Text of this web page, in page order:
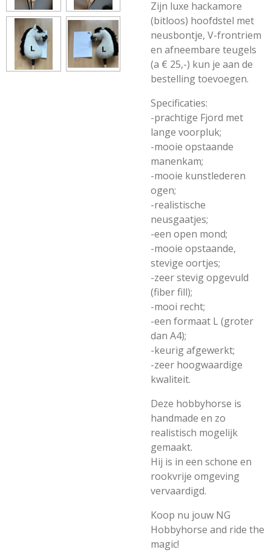
Zijn luxe hackamore
(bitloos) hoofdstel met
neusbontje, V-frontriem
en afneembare teugels
(a € 25,-) kun je aan de
bestelling toevoegen.
Specificaties:
-prachtige Fjord met
lange voorpluk;
-mooie opstaande
manenkam;
-mooie kunstlederen
ogen;
-realistische
neusgaatjes;
-een open mond;
-mooie opstaande,
stevige oortjes;
-zeer stevig opgevuld
(fiber fill);
-mooi recht;
-een formaat L (groter
dan A4);
-keurig afgewerkt;
-zeer hoogwaardige
kwaliteit.
Deze hobbyhorse is
handmade en zo
realistisch mogelijk
gemaakt.
Hij is in een schone en
rookvrije omgeving
vervaardigd.
Koop nu jouw NG
Hobbyhorse and ride the
magic!